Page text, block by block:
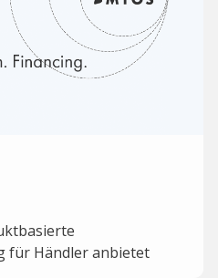
für Händler anbietet